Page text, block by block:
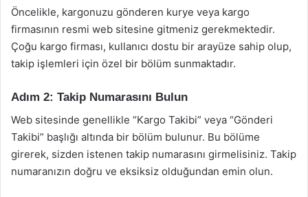
Öncelikle, kargonuzu gönderen kurye veya kargo
firmasının resmi web sitesine gitmeniz gerekmektedir.
Çoğu kargo firması, kullanıcı dostu bir arayüze sahip olup,
takip işlemleri için özel bir bölüm sunmaktadır.
Adım 2: Takip Numarasını Bulun
Web sitesinde genellikle “Kargo Takibi” veya “Gönderi
Takibi” başlığı altında bir bölüm bulunur. Bu bölüme
girerek, sizden istenen takip numarasını girmelisiniz. Takip
numaranızın doğru ve eksiksiz olduğundan emin olun.